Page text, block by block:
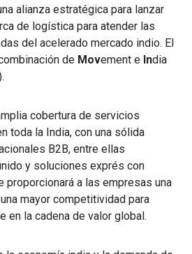
alianza estratégica para lanzar
de logística para atender las
del acelerado mercado indio. El
de Movement e India
cobertura de servicios
toda la India, con una sólida
B2B, entre ellas
y soluciones exprés con
proporcionará a las empresas una
mayor competitividad para
en la cadena de valor global.